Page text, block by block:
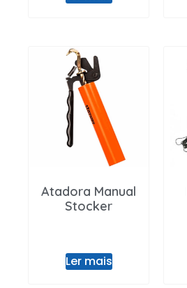
Atadora Manual
Stocker
Ler mais